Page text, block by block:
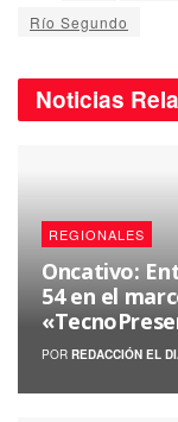
Río Segundo
Noticias
REGIONALES
Oncativo:
54 en el
POR REDACCIÓN EL